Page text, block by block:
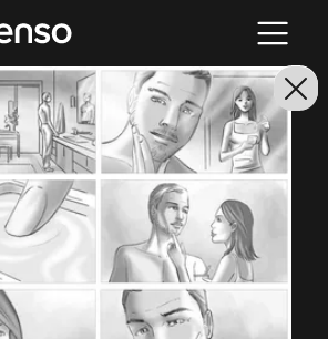
PRINCIPAL
PRINCIPAL
DE PAGE